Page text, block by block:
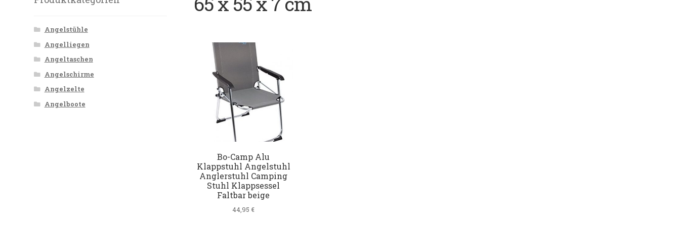
Bo-Camp Alu
Klappstuhl Angelstuhl
Anglerstuhl Camping
Stuhl Klappsessel
Faltbar beige
44,95 €
Angelstühle
Angelliegen
Angeltaschen
Angelschirme
Angelzelte
Angelboote